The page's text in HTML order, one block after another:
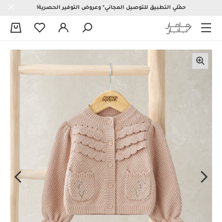
حمّلي التطبيق للتوصيل المجاني* وعروض التوفير الحصرية!